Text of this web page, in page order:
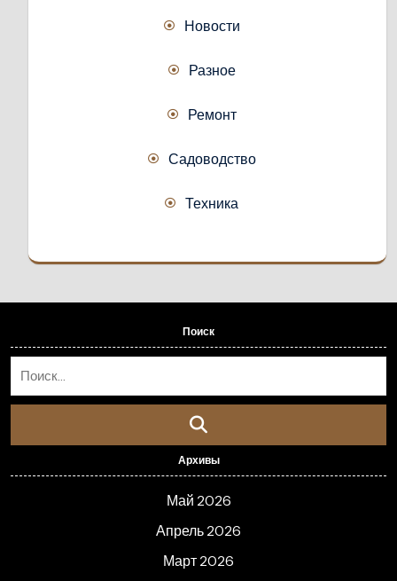
Новости
Разное
Ремонт
Садоводство
Техника
Поиск
Архивы
Май 2026
Апрель 2026
Март 2026